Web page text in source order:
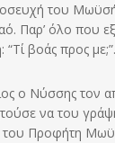
του Μωϋσή
Παρ’ όλο που
βοάς προς
ο Νύσσης τον
να του
του Προφήτη